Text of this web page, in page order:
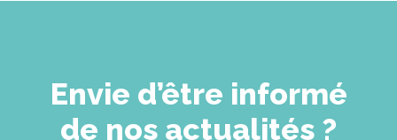
Envie d’être informé
de nos actualités ?